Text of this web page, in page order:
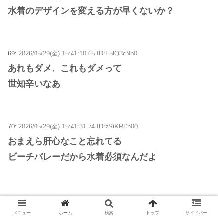
水着のデザインを変える方が早くないか？
69: 2026/05/29(金) 15:41:10.05 ID:E5lQ3cNb0
あれもダメ、これもダメって
世知辛いなあ
70: 2026/05/29(金) 15:41:31.74 ID:zSiKRDh00
おまえら肝心なこと忘れてる
ビーチバレーだから水着必須なんだよ
71:2026/05/29(金) 15:41:33.51 ID:x+LHmDW10
それなら普通にバレーボールやればいいのに・・・
メニュー ホーム 検索 トップ サイドバー